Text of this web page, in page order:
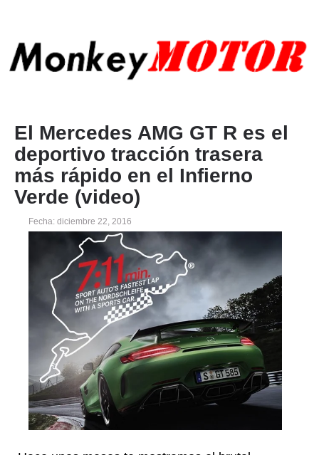
El Mercedes AMG GT R es el
deportivo tracción trasera
más rápido en el Infierno
Verde (video)
Fecha: diciembre 22, 2016